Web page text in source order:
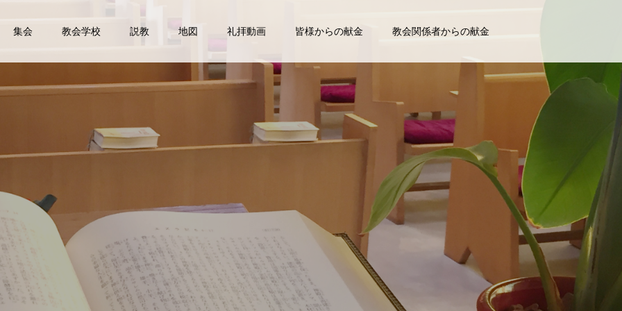
集会 教会学校 説教 地図 礼拝動画 皆様からの献金 教会関係者からの献金